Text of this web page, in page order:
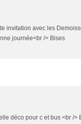
invitation avec les
journée<br /> Bises
déco pour c et bus <br />